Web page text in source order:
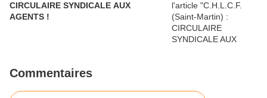
CIRCULAIRE SYNDICALE AUX
AGENTS !
Commentaires